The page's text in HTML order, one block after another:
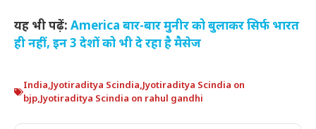
यह भी पढ़ें: America बार-बार मुनीर को बुलाकर सिर्फ भारत
ही नहीं, इन 3 देशों को भी दे रहा है मैसेज
India,Jyotiraditya Scindia,Jyotiraditya Scindia on
bjp,Jyotiraditya Scindia on rahul gandhi